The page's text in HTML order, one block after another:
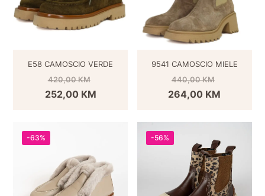
E58 CAMOSCIO VERDE
420,00KM
252,00 KM
9541 CAMOSCIO MIELE
440,00KM
264,00 KM
-63% -56%